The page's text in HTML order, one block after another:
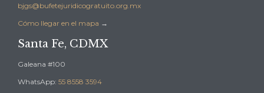
bjgs@bufetejuridicogratuito.org.mx
Cómo llegar en el mapa →
Santa Fe, CDMX
Galeana #100
WhatsApp: 55 8558 3594